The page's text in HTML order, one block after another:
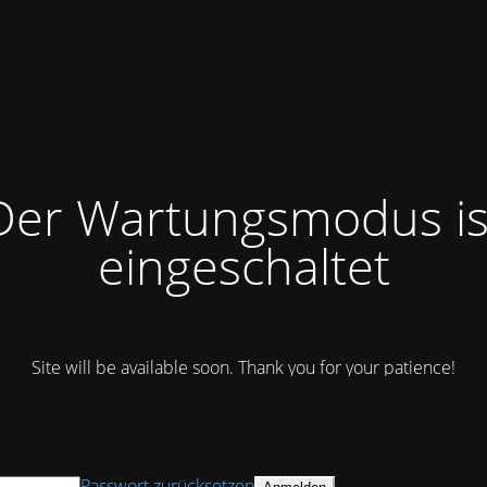
Wartungsmodus
eingeschaltet
Site will be available soon. Thank you for your patience!